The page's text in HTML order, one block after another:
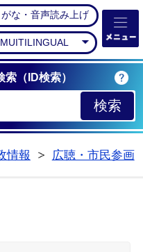
岡市公式ホームペー
な・音声読み上げ
MUITILINGUAL
（ID検索）
情報
広聴・市民参画